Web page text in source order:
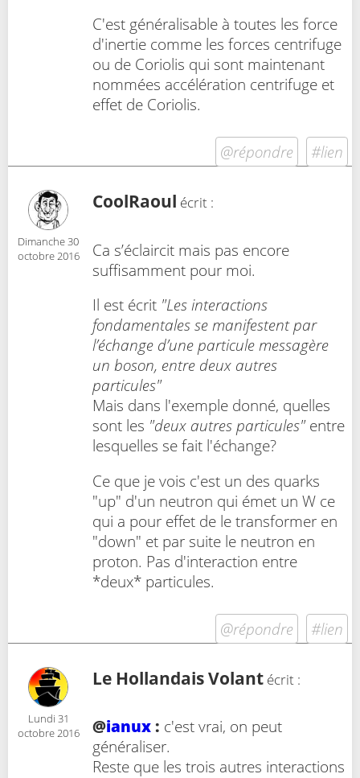
C'est généralisable à toutes les force
d'inertie comme les forces centrifuge
ou de Coriolis qui sont maintenant
nommées accélération centrifuge et
effet de Coriolis.
@répondre #lien
Dimanche 30
octobre 2016
CoolRaoul écrit :
Ca s’éclaircit mais pas encore
suffisamment pour moi.
Il est écrit "Les interactions
fondamentales se manifestent par
l’échange d’une particule messagère
un boson, entre deux autres
particules"
Mais dans l'exemple donné, quelles
sont les "deux autres particules"entre
lesquelles se fait l'échange?
Ce que je vois c'est un des quarks
"up" d'un neutron qui émet un W ce
qui a pour effet de le transformer en
"down" et par suite le neutron en
proton. Pas d'interaction entre
*deux* particules.
@répondre #lien
Lundi 31
octobre 2016
Le Hollandais Volant écrit :
@ianux : c'est vrai, on peut
généraliser.
Reste que les trois autres interactions